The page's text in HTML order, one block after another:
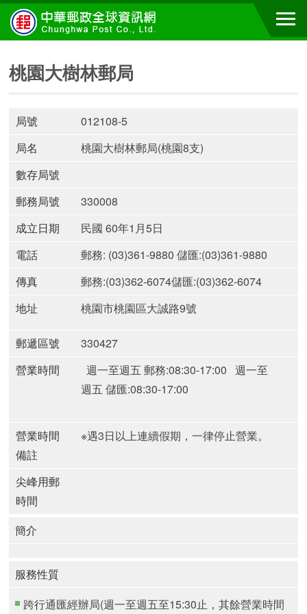
桃園大樹林郵局
局號
012108-5
局名
桃園大樹林郵局(桃園8支)
數存局號
郵務局號
330008
成立日期
民國 60年1月5日
電話
郵務: (03)361-9880 儲匯:(03)361-9880
傳真
郵務:(03)362-6074儲匯:(03)362-6074
地址
桃園市桃園區大誠路9號
郵遞區號
330427
營業時間
週一至週五 郵務:08:30-17:00 週一至
週五 儲匯:08:30-17:00
營業時間
備註
※遇3日以上連續假期，一律停止營業。
尖峰用郵
時間
簡介
服務性質
跨行通匯經辦局(週一至週五至15:30止，其餘營業時間